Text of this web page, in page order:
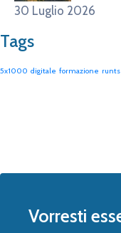
30 Luglio 2026
Tags
5x1000 digitale formazione runts
Vorresti